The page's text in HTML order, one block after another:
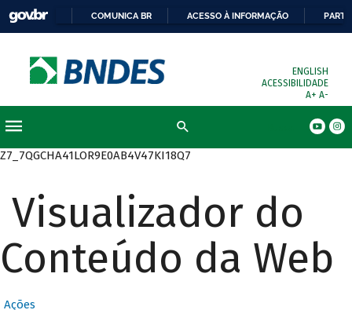
COMUNICA BR ACESSO À INFORMAÇÃO
ENGLISH
ACESSIBILIDADE
A+ A-
Z7_7QGCHA41LOR9E0AB4V47KI18Q7
Visualizador do
Conteúdo da Web
Ações